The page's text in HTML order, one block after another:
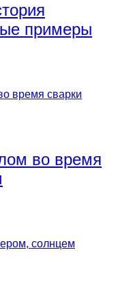
примеры
во время